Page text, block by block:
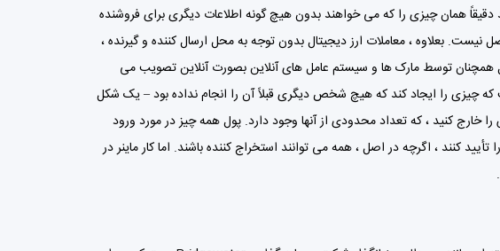
تأیید شده به نوعی پایگاه داده حساب ها ، مانده ها و معاملات است. فقط “استخراج کنندگان” بیت کوین می توانند معاملات را تأیید کنند ، اگرچه در اصل ، همه می توانند استخراج کننده باشند. اما کار ماینر در